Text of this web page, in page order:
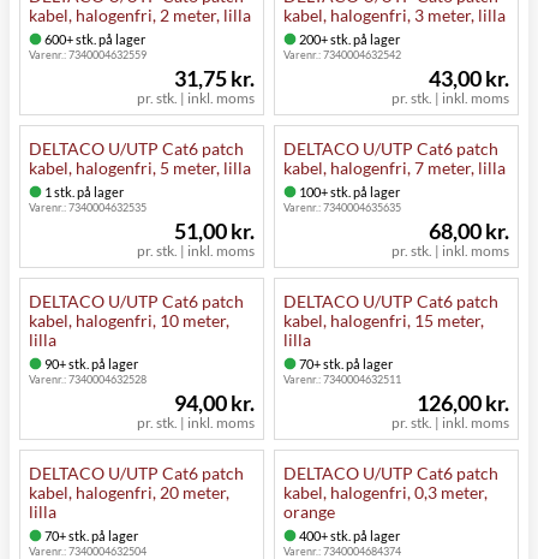
kabel, halogenfri, 2 meter, lilla
600+ stk. på lager
Varenr.:7340004632559
pr. stk. | inkl. moms
31,75 kr.
kabel, halogenfri, 3 meter, lilla
200+ stk. på lager
Varenr.:7340004632542
pr. stk. | inkl. moms
43,00 kr.
DELTACO U/UTP Cat6 patch
kabel, halogenfri, 5 meter, lilla
1 stk. på lager
Varenr.:7340004632535
pr. stk. | inkl. moms
51,00 kr.
DELTACO U/UTP Cat6 patch
kabel, halogenfri, 7 meter, lilla
100+ stk. på lager
Varenr.:7340004635635
pr. stk. | inkl. moms
68,00 kr.
DELTACO U/UTP Cat6 patch
kabel, halogenfri, 10 meter,
lilla
90+ stk. på lager
Varenr.:7340004632528
pr. stk. | inkl. moms
94,00 kr.
DELTACO U/UTP Cat6 patch
kabel, halogenfri, 15 meter,
lilla
70+ stk. på lager
Varenr.:7340004632511
pr. stk. | inkl. moms
126,00 kr.
DELTACO U/UTP Cat6 patch
kabel, halogenfri, 20 meter,
lilla
70+ stk. på lager
Varenr.:7340004632504
DELTACO U/UTP Cat6 patch
kabel, halogenfri, 0,3 meter,
orange
400+ stk. på lager
Varenr.:7340004684374